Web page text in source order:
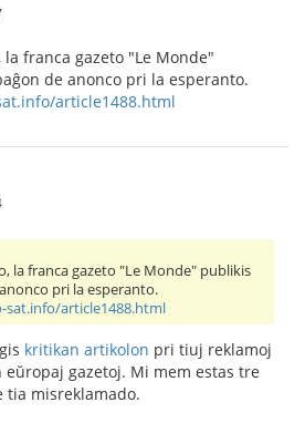
franca gazeto "Le Monde"
de anonco pri la esperanto.
article1488.html
la franca gazeto "Le Monde" publikis
pri la esperanto.
article1488.html
kritikan artikolon pri tiuj reklamoj
gazetoj. Mi mem estas tre
tia misreklamado.